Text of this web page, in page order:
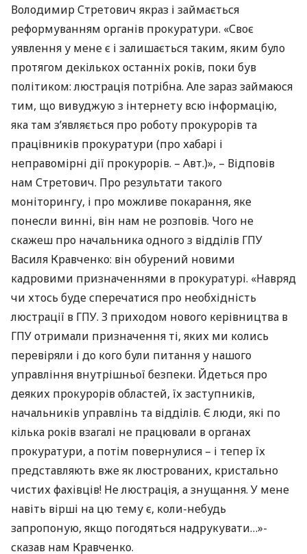
Володимир Стретович якраз і займається
реформуванням органів прокуратури. «Своє
уявлення у мене є і залишається таким, яким було
протягом декількох останніх років, поки був
політиком: люстрація потрібна. Але зараз займаюся
тим, що вивуджую з інтернету всю інформацію,
яка там з’являється про роботу прокурорів та
працівників прокуратури (про хабарі і
неправомірні дії прокурорів. – Авт.)», – Відповів
нам Стретович. Про результати такого
моніторингу, і про можливе покарання, яке
понесли винні, він нам не розповів. Чого не
скажеш про начальника одного з відділів ГПУ
Василя Кравченко: він обурений новими
кадровими призначеннями в прокуратурі. «Навряд
чи хтось буде сперечатися про необхідність
люстрації в ГПУ. З приходом нового керівництва в
ГПУотримали призначення ті, яких ми колись
перевіряли і до кого були питання у нашого
управління внутрішньої безпеки. Йдеться про
деяких прокурорів областей, їх заступників,
начальників управлінь та відділів. Є люди, які по
кілька років взагалі не працювали в органах
прокуратури, а потім повернулися – і тепер їх
представляють вже як люстрованих, кристально
чистих фахівців! Не люстрація, а знущання. У мене
навіть вірші на цю тему є, коли-небудь
запропоную, якщо погодяться надрукувати…»-
сказав нам Кравченко.